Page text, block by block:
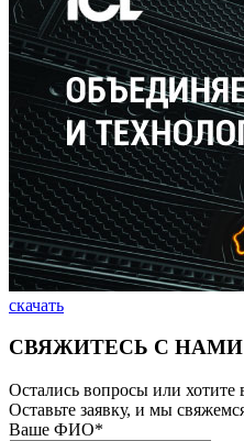
скачать
СВЯЖИТЕСЬ С НАМИ
Остались вопросы или хотите
Оставьте заявку, и мы
Ваше ФИО*